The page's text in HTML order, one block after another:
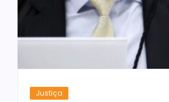
Justiça